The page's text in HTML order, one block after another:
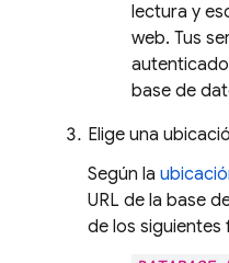
lectura y
web. Tus
base de
Elige una
Según la
URL de la base
de los siguientes